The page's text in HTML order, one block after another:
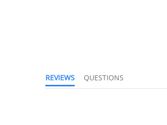
REVIEWS QUESTIONS